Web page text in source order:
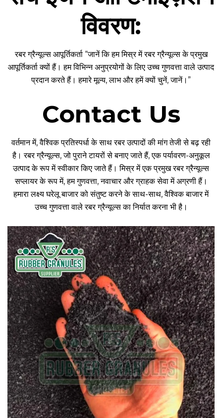
विवरण:
रबर ग्रैन्यूल्स आपूर्तिकर्ता “जानें कि हम मिस्र में रबर ग्रैन्यूल्स के प्रमुख
आपूर्तिकर्ता क्यों हैं। हम विभिन्न अनुप्रयोगों के लिए उच्च गुणवत्ता वाले उत्पाद
प्रदान करते हैं। हमारे मूल्य, लाभ और हमें क्यों चुनें, जानें।”
Contact Us
वर्तमान में, वैश्विक प्रतिस्पर्धा के साथ रबर उत्पादों की मांग तेजी से बढ़ रही
है। रबर ग्रैन्यूल्स, जो पुराने टायरों से बनाए जाते हैं, एक पर्यावरण-अनुकूल
उत्पाद के रूप में स्वीकार किए जाते हैं। मिस्र में एक प्रमुख रबर ग्रैन्यूल्स
सप्लायर के रूप में, हम गुणवत्ता, नवाचार और ग्राहक सेवा में अग्रणी हैं।
हमारा लक्ष्य घरेलू बाजार को संतुष्ट करने के साथ-साथ, वैश्विक बाजार में
उच्च गुणवत्ता वाले रबर ग्रैन्यूल्स का निर्यात करना भी है।